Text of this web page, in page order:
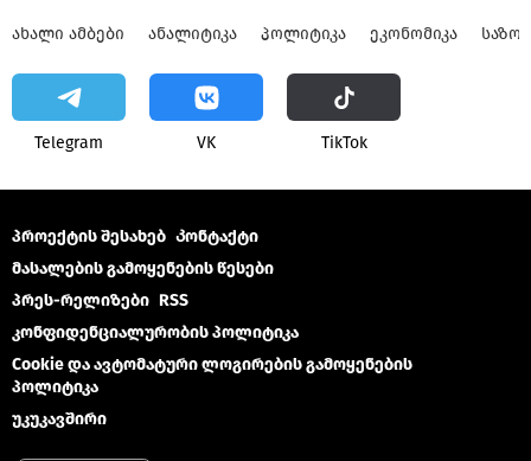
ᲐᲮᲐᲚᲘ ᲐᲛᲑᲔᲑᲘ ᲐᲜᲐᲚᲘᲢᲘᲙᲐ ᲞᲝᲚᲘᲢᲘᲙᲐ ᲔᲙᲝᲜᲝᲛᲘᲙᲐ
Telegram VK ТikТоk
პროექტის შესახებ Კონტაქტი
მასალების გამოყენების წესები
პრეს-რელიზები RSS
კონფიდენციალურობის პოლიტიკა
Cookie და ავტომატური ლოგირების გამოყენების
პოლიტიკა
უკუკავშირი